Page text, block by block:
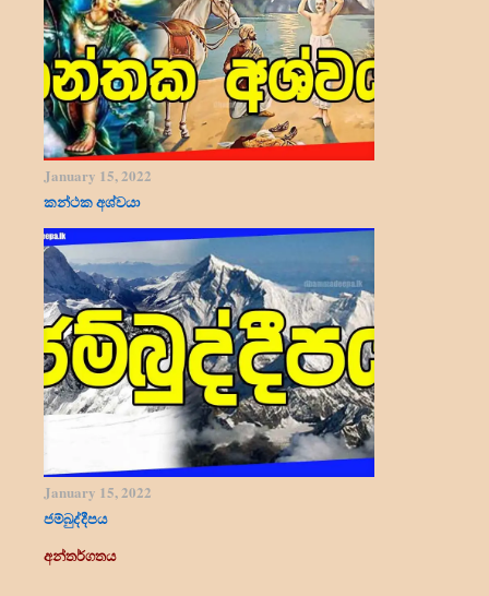
January 15, 2022
කන්ථක අශ්වයා
January 15, 2022
ජම්බුද්දීපය
අන්තර්ගතය